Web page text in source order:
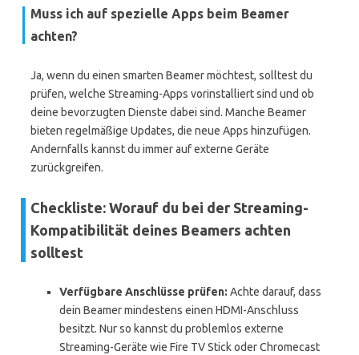
Muss ich auf spezielle Apps beim Beamer
achten?
Ja, wenn du einen smarten Beamer möchtest, solltest du
prüfen, welche Streaming-Apps vorinstalliert sind und ob
deine bevorzugten Dienste dabei sind. Manche Beamer
bieten regelmäßige Updates, die neue Apps hinzufügen.
Andernfalls kannst du immer auf externe Geräte
zurückgreifen.
Checkliste: Worauf du bei der Streaming-
Kompatibilität deines Beamers achten
solltest
Verfügbare Anschlüsse prüfen: Achte darauf, dass
dein Beamer mindestens einen HDMI-Anschluss
besitzt. Nur so kannst du problemlos externe
Streaming-Geräte wie Fire TV Stick oder Chromecast